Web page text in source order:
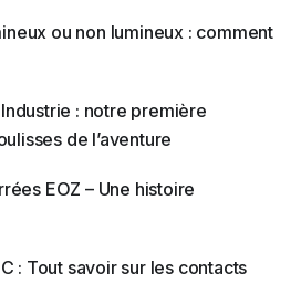
ou non lumineux : comment
: notre première
de l’aventure
EOZ – Une histoire
: Tout savoir sur les contacts